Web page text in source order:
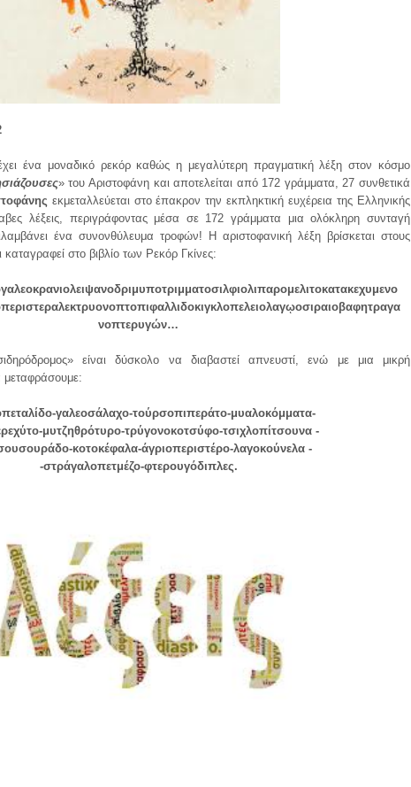
ένα μοναδικό ρεκόρ καθώς η μεγαλύτερη πραγματική λέξη στον κόσμο
» του Αριστοφάνη και αποτελείται από 172 γράμματα, 27 συνθετικά
εκμεταλλεύεται στο έπακρον την εκπληκτική ευχέρεια της Ελληνικής
λέξεις, περιγράφοντας μέσα σε 172 γράμματα μια ολόκληρη συνταγή
ένα συνονθύλευμα τροφών! Η αριστοφανική λέξη βρίσκεται στους
καταγραφεί στο βιβλίο των Ρεκόρ Γκίνες:
νοπτερυγών…
είναι δύσκολο να διαβαστεί απνευστί, ενώ με μια μικρή
γαλεοσάλαχο-τούρσοπιπεράτο-μυαλοκόμματα-
μυτζηθρότυρο-τρύγονοκοτσύφο-τσιχλοπίτσουνα -
κοτοκέφαλα-άγριοπεριστέρο-λαγοκούνελα -
-στράγαλοπετμέζο-φτερουγόδιπλες.